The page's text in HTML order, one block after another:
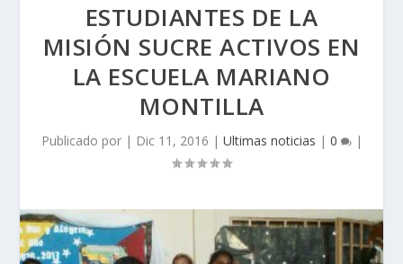
ESTUDIANTES DE LA
MISIÓN SUCRE ACTIVOS EN
LA ESCUELA MARIANO
MONTILLA
Publicado por | Dic 11, 2016 | Ultimas noticias | 0 |